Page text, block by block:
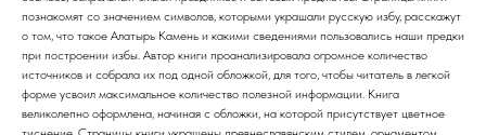
познакомят со значением символов, которыми украшали русскую избу, расскажут
о том, что такое Алатырь Камень и какими сведениями пользовались наши предки
при построении избы. Автор книги проанализировала огромное количество
источников и собрала их под одной обложкой, для того, чтобы читатель в легкой
форме усвоил максимальное количество полезной информации. Книга
великолепно оформлена, начиная с обложки, на которой присутствует цветное